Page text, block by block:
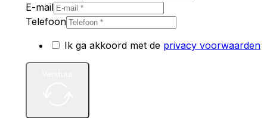
E-mail
Telefoon
Ik ga akkoord met de privacy voorwaarden